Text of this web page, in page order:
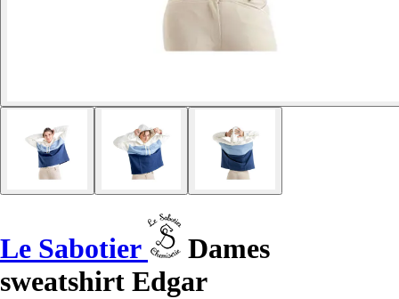
Le Sabotier
Dames
sweatshirt Edgar